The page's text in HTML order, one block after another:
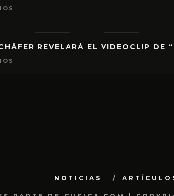
REVELARÁ EL VIDEOCLIP DE
NOTICIAS